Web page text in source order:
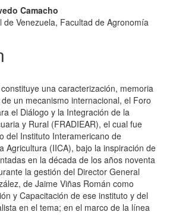
Camacho
de Venezuela, Facultad de Agronomía
una caracterización, memoria
un mecanismo internacional, el Foro
el Diálogo y la Integración de la
y Rural (FRADIEAR), el cual fue
del Instituto Interamericano de
Agricultura (IICA), bajo la inspiración de
en la década de los años noventa
la gestión del Director General
de Jaime Viñas Román como
y Capacitación de ese instituto y del
en el tema; en el marco de la línea